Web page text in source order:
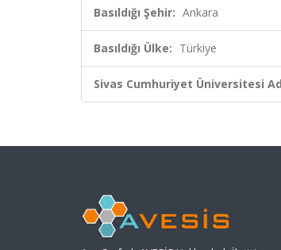
Basıldığı Şehir: Ankara
Basıldığı Ülke: Türkiye
Sivas Cumhuriyet Üniversitesi